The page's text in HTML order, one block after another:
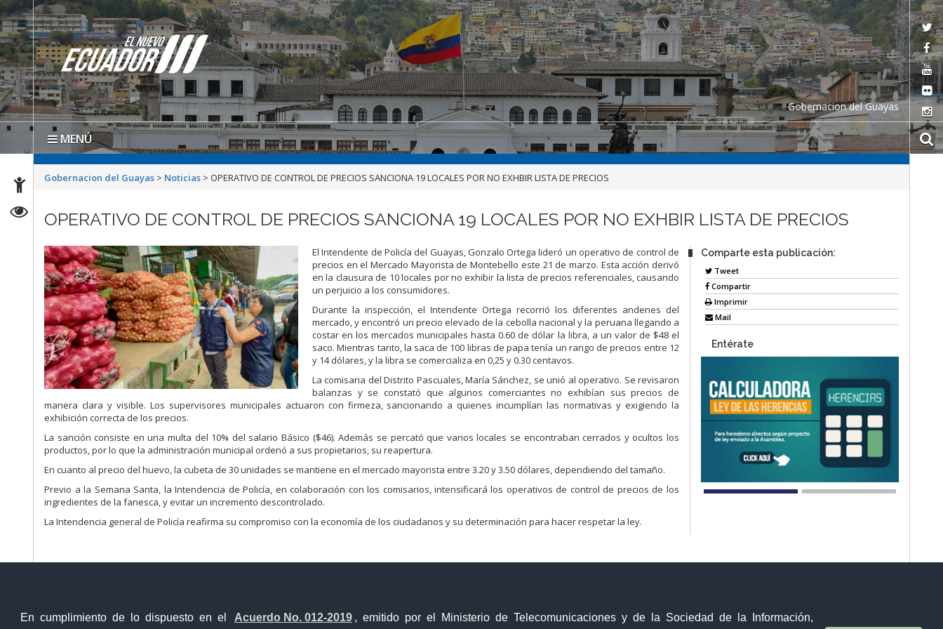
En cumplimiento de lo dispuesto en el Acuerdo No. 012-2019 , emitido por el Ministerio de Telecomunicaciones y de la Sociedad de la Información,
Gobernacion del Guayas
MENÚ
Gobernacion del Guayas > Noticias > OPERATIVO DE CONTROL DE PRECIOS SANCIONA 19 LOCALES POR NO EXHBIR LISTA DE PRECIOS
OPERATIVO DE CONTROL DE PRECIOS SANCIONA 19 LOCALES POR NO EXHBIR LISTA DE PRECIOS
El Intendente de Policía del Guayas, Gonzalo Ortega lideró un operativo de control de
precios en el Mercado Mayorista de Montebello este 21 de marzo. Esta acción derivó
en la clausura de 10 locales por no exhibir la lista de precios referenciales, causando
un perjuicio a los consumidores.
Durante la inspección, el Intendente Ortega recorrió los diferentes andenes del
mercado, y encontró un precio elevado de la cebolla nacional y la peruana llegando a
costar en los mercados municipales hasta 0.60 de dólar la libra, a un valor de $48 el
saco. Mientras tanto, la saca de 100 libras de papa tenía un rango de precios entre 12
y 14 dólares, y la libra se comercializa en 0,25 y 0.30 centavos.
La comisaria del Distrito Pascuales, María Sánchez, se unió al operativo. Se revisaron
balanzas y se constató que algunos comerciantes no exhibían sus precios de
manera clara y visible. Los supervisores municipales actuaron con firmeza, sancionando a quienes incumplían las normativas y exigiendo la
exhibición correcta de los precios.
La sanción consiste en una multa del 10% del salario Básico ($46). Además se percató que varios locales se encontraban cerrados y ocultos los
productos, por lo que la administración municipal ordenó a sus propietarios, su reapertura.
En cuanto al precio del huevo, la cubeta de 30 unidades se mantiene en el mercado mayorista entre 3.20 y 3.50 dólares, dependiendo del tamaño.
Previo a la Semana Santa, la Intendencia de Policía, en colaboración con los comisarios, intensificará los operativos de control de precios de los
ingredientes de la fanesca, y evitar un incremento descontrolado.
La Intendencia general de Policía reafirma su compromiso con la economía de los ciudadanos y su determinación para hacer respetar la ley.
Comparte esta publicación:
Tweet
Compartir
Imprimir
Mail
Entérate
Ventanilla Única Virtual Ventanilla Única de Comercio Exterior Gobierno Abierto Visor Ciudadano Contacto ciudadano